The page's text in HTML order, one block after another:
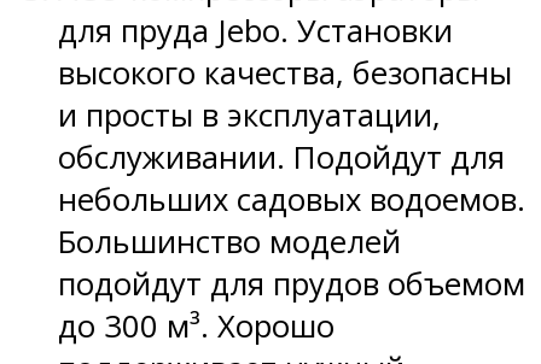
для пруда Jebo. Установки
высокого качества, безопасны
и просты в эксплуатации,
обслуживании. Подойдут для
небольших садовых водоемов.
Большинство моделей
подойдут для прудов объемом
до 300 м³. Хорошо